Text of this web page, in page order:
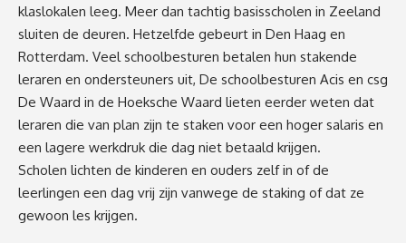
klaslokalen leeg. Meer dan tachtig basisscholen in Zeeland
sluiten de deuren. Hetzelfde gebeurt in Den Haag en
Rotterdam. Veel schoolbesturen betalen hun stakende
leraren en ondersteuners uit, De schoolbesturen Acis en csg
De Waard in de Hoeksche Waard lieten eerder weten dat
leraren die van plan zijn te staken voor een hoger salaris en
een lagere werkdruk die dag niet betaald krijgen.
Scholen lichten de kinderen en ouders zelf in of de
leerlingen een dag vrij zijn vanwege de staking of dat ze
gewoon les krijgen.